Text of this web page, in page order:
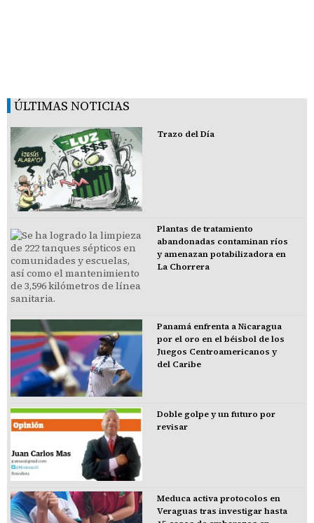
ÚLTIMAS NOTICIAS
Trazo del Día
Plantas de tratamiento
abandonadas contaminan ríos
y amenazan potabilizadora en
La Chorrera
Panamá enfrenta a Nicaragua
por el oro en el béisbol de los
Juegos Centroamericanos y
del Caribe
Doble golpe y un futuro por
revisar
Meduca activa protocolos en
Veraguas tras investigar hasta